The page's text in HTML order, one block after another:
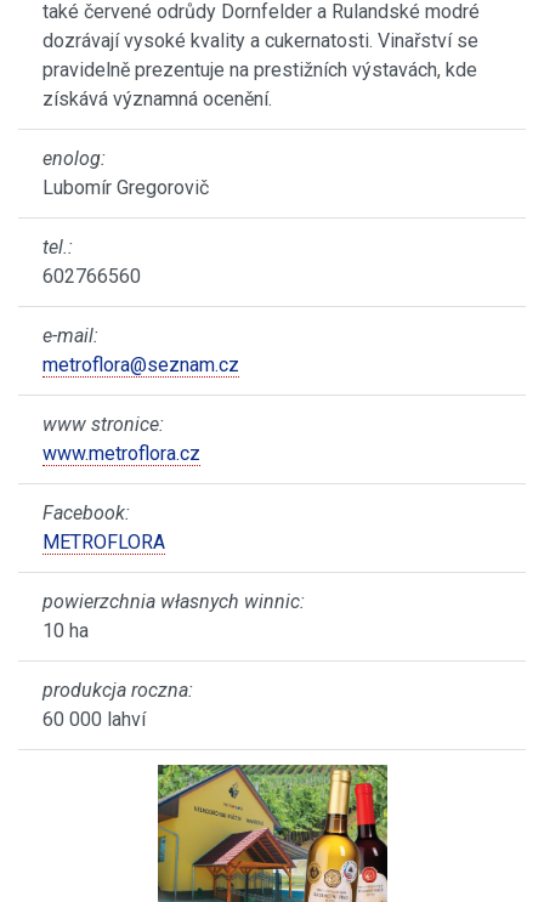
také červené odrůdy Dornfelder a Rulandské modré
dozrávají vysoké kvality a cukernatosti. Vinařství se
pravidelně prezentuje na prestižních výstavách, kde
získává významná ocenění.
enolog:
Lubomír Gregorovič
tel.:
602766560
e-mail:
metroflora@seznam.cz
www stronice:
www.metroflora.cz
Facebook:
METROFLORA
powierzchnia własnych winnic:
10 ha
produkcja roczna:
60 000 lahví